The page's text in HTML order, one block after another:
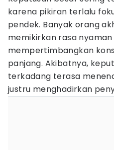
karena pikiran terlalu
pendek. Banyak orang
memikirkan rasa
mempertimbangkan
panjang. Akibatnya,
terkadang terasa
justru menghadirkan